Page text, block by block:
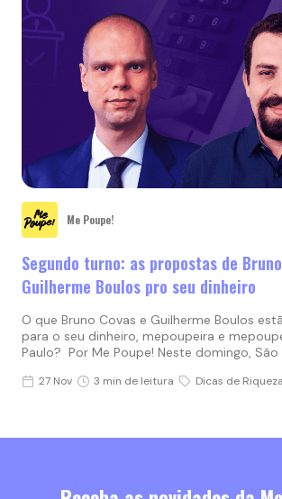
Me Poupe!
Segundo turno: as propostas de
Guilherme Boulos pro seu dinheiro
O que Bruno Covas e Guilherme Boulos
para o seu dinheiro, mepoupeira e
Paulo? Por Me Poupe! Neste domingo, São
27 Nov 3 min de leitura Dicas de Riqueza